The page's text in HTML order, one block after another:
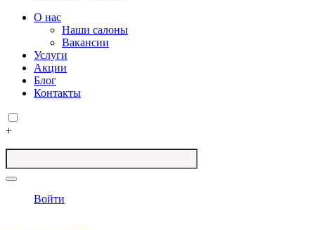
О нас
Наши салоны
Вакансии
Услуги
Акции
Блог
Контакты
+
Войти